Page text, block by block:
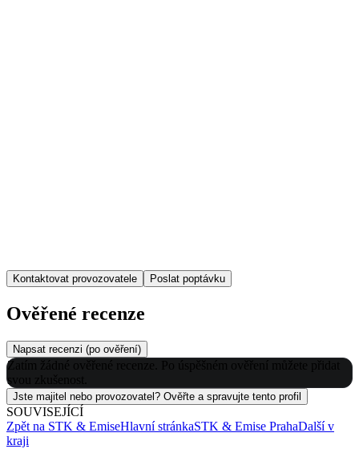
Kontaktovat provozovatele Poslat poptávku
Ověřené recenze
Napsat recenzi (po ověření)
Zatím žádné ověřené recenze. Po úspěšném ověření můžete přidat
svou zkušenost.
Jste majitel nebo provozovatel? Ověřte a spravujte tento profil
SOUVISEJÍCÍ
Zpět na STK & EmiseHlavní stránkaSTK & Emise PrahaDalší v
kraji